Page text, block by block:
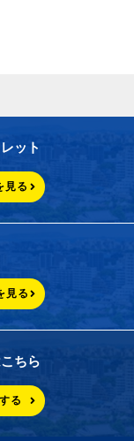
ット
見る
見る
ちら
る